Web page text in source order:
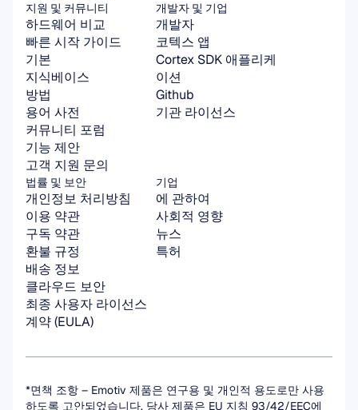
지원 및 커뮤니티
하드웨어 비교
빠른 시작 가이드
기본
지식베이스
방법
용어 사전
커뮤니티 포럼
기능 제안
고객 지원 문의
개발자 및 기업
개발자
코텍스 앱
Cortex SDK 애플리케
이션
Github
기관 라이선스
기업
에 관하여
사회적 영향
뉴스
특허
법률 및 보안
개인정보 처리방침
이용 약관
구독 약관
환불 규정
배송 정보
클라우드 보안
최종 사용자 라이선스
계약 (EULA)
*면책 조항 – Emotiv 제품은 연구용 및 개인적 용도로만 사용
하도록 고안되었습니다. 당사 제품은 EU 지침 93/42/EEC에